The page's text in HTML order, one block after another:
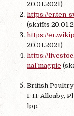
20.01.2021)
https://enten-
(skatīts
https://
20.01.2021)
https://
nal/magpie
British Poultry
I. H. Allonby,
lpp.